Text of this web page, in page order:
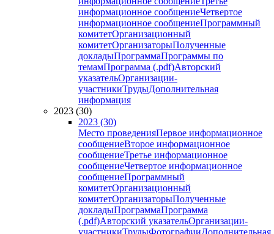
информационное сообщениеЧетвертое
информационное сообщениеПрограммный
комитетОрганизационный
комитетОрганизаторыПолученные
докладыПрограммаПрограммы по
темамПрограмма (.pdf)Авторский
указательОрганизации-
участникиТрудыДополнительная
информация
2023 (30)
2023 (30)
Место проведенияПервое информационное
сообщениеВторое информационное
сообщениеТретье информационное
сообщениеЧетвертое информационное
сообщениеПрограммный
комитетОрганизационный
комитетОрганизаторыПолученные
докладыПрограммаПрограмма
(.pdf)Авторский указательОрганизации-
участникиТрудыФотографииДополнительная